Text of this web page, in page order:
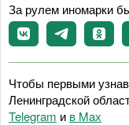
За рулем иномарки
Чтобы первыми
Ленинградской
Telegram и в Maх